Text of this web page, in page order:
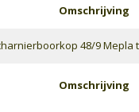
Omschrijving
48/9 Mepla
Omschrijving